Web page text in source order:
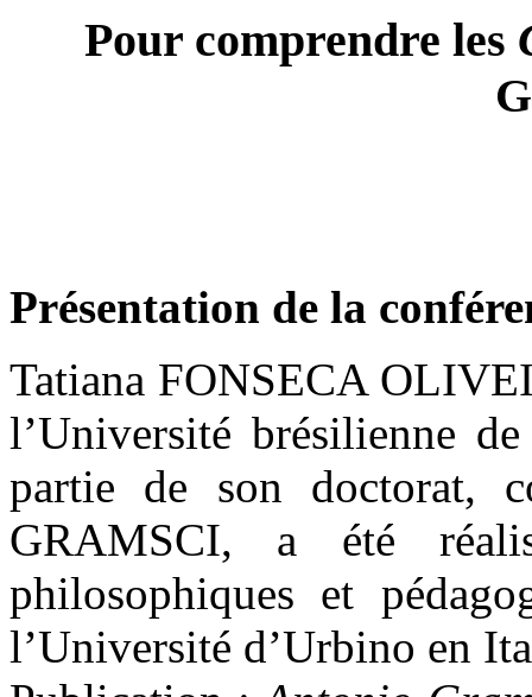
Pour comprendre les
Présentation de la
Tatiana FONSECA
l’Université brésilienne
partie de son doctorat,
GRAMSCI, a été
philosophiques et
l’Université d’Urbino en